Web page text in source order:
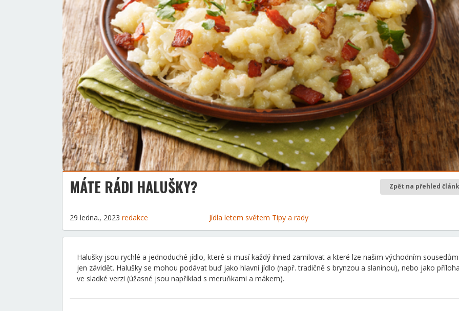
MÁTE RÁDI HALUŠKY? Zpět na přehled
29 ledna., 2023 redakce Jídla letem světem Tipy a rady
Halušky jsou rychlé a jednoduché jídlo, které si musí každý ihned zamilovat a které lze našim východním sousedům
jen závidět. Halušky se mohou podávat buď jako hlavní jídlo (např. tradičně s brynzou a slaninou), nebo jako
ve sladké verzi (úžasné jsou například s meruňkami a mákem).